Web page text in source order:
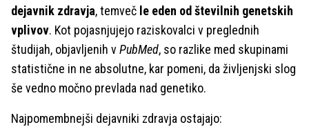
dejavnik zdravja, temveč le eden od številnih genetskih
vplivov. Kot pojasnjujejo raziskovalci v preglednih
študijah, objavljenih vPubMed, so razlike med skupinami
statistične in ne absolutne, kar pomeni, da življenjski slog
še vedno močno prevlada nad genetiko.
Najpomembnejši dejavniki zdravja ostajajo: